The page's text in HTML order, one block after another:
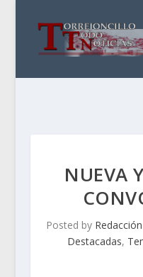
NUEVA
Posted by Redacción
Destacadas,